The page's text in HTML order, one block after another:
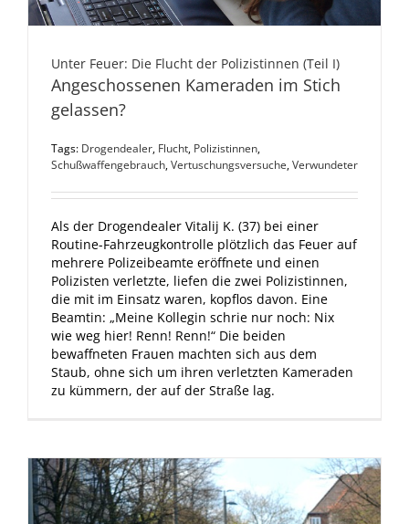
Unter Feuer: Die Flucht der Polizistinnen (Teil I)
Angeschossenen Kameraden im Stich
gelassen?
Tags: Drogendealer, Flucht, Polizistinnen,
Schußwaffengebrauch,Vertuschungsversuche,Verwundeter
Als der Drogendealer Vitalij K. (37) bei einer
Routine-Fahrzeugkontrolle plötzlich das Feuer auf
mehrere Polizeibeamte eröffnete und einen
Polizisten verletzte, liefen die zwei Polizistinnen,
die mit im Einsatz waren, kopflos davon. Eine
Beamtin: „Meine Kollegin schrie nur noch: Nix
wie weg hier! Renn! Renn!“ Die beiden
bewaffneten Frauen machten sich aus dem
Staub, ohne sich um ihren verletzten Kameraden
zu kümmern, der auf der Straße lag.